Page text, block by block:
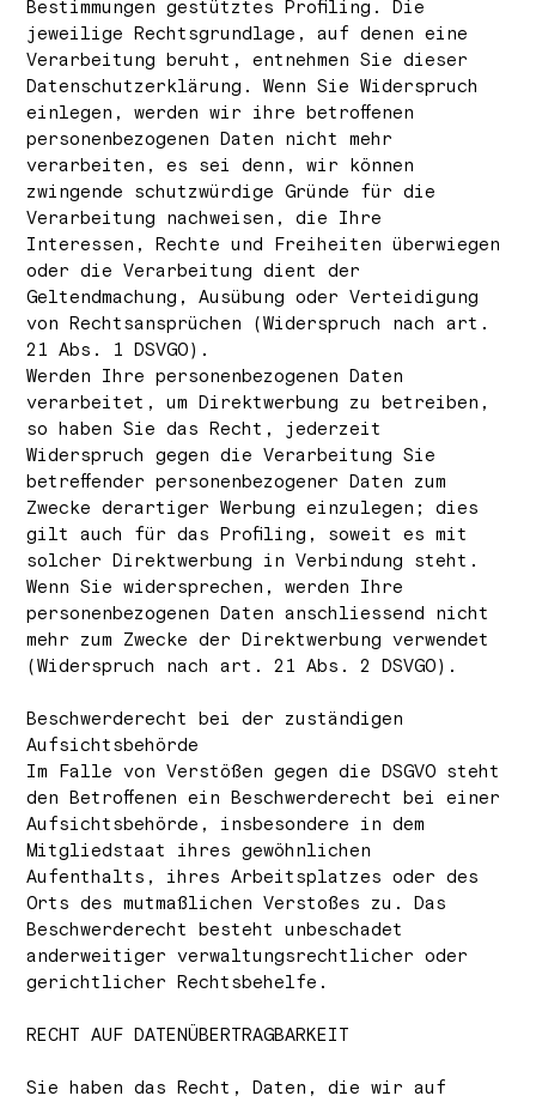
Bestimmungen gestütztes Profiling. Die
jeweilige Rechtsgrundlage, auf denen eine
Verarbeitung beruht, entnehmen Sie dieser
Datenschutzerklärung. Wenn Sie Widerspruch
einlegen, werden wir ihre betroffenen
personenbezogenen Daten nicht mehr
verarbeiten, es sei denn, wir können
zwingende schutzwürdige Gründe für die
Verarbeitung nachweisen, die Ihre
Interessen, Rechte und Freiheiten überwiegen
oder die Verarbeitung dient der
Geltendmachung, Ausübung oder Verteidigung
von Rechtsansprüchen (Widerspruch nach art.
21 Abs. 1 DSVGO).
Werden Ihre personenbezogenen Daten
verarbeitet, um Direktwerbung zu betreiben,
so haben Sie das Recht, jederzeit
Widerspruch gegen die Verarbeitung Sie
betreffender personenbezogener Daten zum
Zwecke derartiger Werbung einzulegen; dies
gilt auch für das Profiling, soweit es mit
solcher Direktwerbung in Verbindung steht.
Wenn Sie widersprechen, werden Ihre
personenbezogenen Daten anschliessend nicht
mehr zum Zwecke der Direktwerbung verwendet
(Widerspruch nach art. 21 Abs. 2 DSVGO).
Beschwerde­recht bei der zuständigen
Aufsichts­behörde
Im Falle von Verstößen gegen die DSGVO steht
den Betroffenen ein Beschwerderecht bei einer
Aufsichtsbehörde, insbesondere in dem
Mitgliedstaat ihres gewöhnlichen
Aufenthalts, ihres Arbeitsplatzes oder des
Orts des mutmaßlichen Verstoßes zu. Das
Beschwerderecht besteht unbeschadet
anderweitiger verwaltungsrechtlicher oder
gerichtlicher Rechtsbehelfe.
RECHT AUF DATEN­ÜBERTRAG­BARKEIT
Sie haben das Recht, Daten, die wir auf